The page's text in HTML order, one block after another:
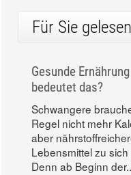
Für Sie gelesen
Gesunde
bedeutet das?
Schwangere
Regel nicht mehr
aber
Lebensmittel zu
Denn ab Beginn